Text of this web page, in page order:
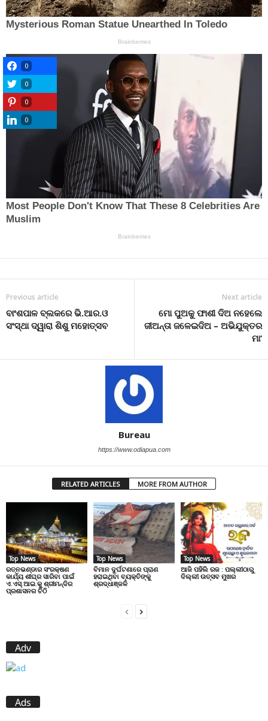
Previous article
ବାଂଶପାଳ ବ୍ଲକରେ ଭି.ଆର.ଓ
ସଂସ୍ଥା ଦ୍ୱାରା ଶିଶୁ ମହୋତ୍ସବ
Next article
ମୋ ପୁଅକୁ ଫାଶୀ ଦିଅ ନହେଲେ
ଜୀଅନ୍ତା ଜଳେଇଦିଅ – ଅଭିଯୁକ୍ତର
ମା’
Bureau
https://www.odiapua.com
RELATED ARTICLES MORE FROM AUTHOR
Top News
ରତ୍ନଭଣ୍ଡାର ସଂରକ୍ଷଣ
କାର୍ଯ୍ୟ ଶୀଘ୍ର ସାରିବା ପାଇଁ
ଏ.ଏସ୍.ଆଇ.କୁ ଶ୍ରୀମନ୍ଦିର
ପ୍ରଶାସନର ଚିଠି
Top News
ବିମାନ ଦୁର୍ଘଟଣାରେ ପ୍ରାଣ
ହରାଇଥିବା ବ୍ୟକ୍ତିଙ୍କୁ
ଶ୍ରଦ୍ଧାଞ୍ଜଳି
Top News
ଆଜି ପହିଲି ରଜ : ପଲ୍ଲୀଠାରୁ
ଦିଲ୍ଲୀ ଉତ୍ସବ ମୁଖର
Adv
Ads
0
0
0
0